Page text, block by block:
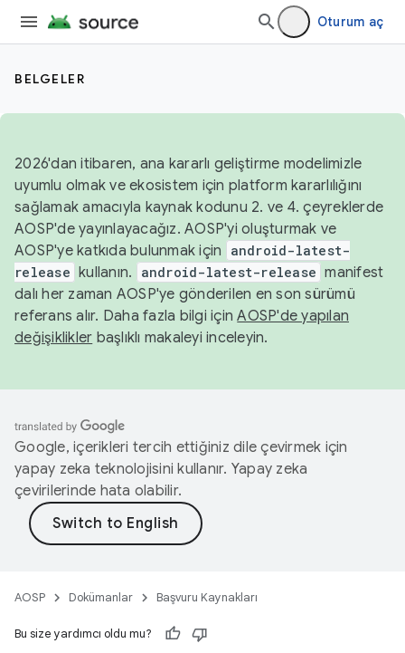
Oturum aç
BELGELER
2026'dan itibaren, ana kararlı geliştirme modelimizle
uyumlu olmak ve ekosistem için platform kararlılığını
sağlamak amacıyla kaynak kodunu 2. ve 4. çeyreklerde
AOSP'de yayınlayacağız. AOSP'yi oluşturmak ve
AOSP'ye katkıda bulunmak için
android-latest-
release kullanın. android-latest-release manifest
dalı her zaman AOSP'ye gönderilen en son sürümü
referans alır. Daha fazla bilgi içinAOSP'de yapılan
değişiklikler başlıklı makaleyi inceleyin.
Google, içerikleri tercih ettiğiniz dile çevirmek için
yapay zeka teknolojisini kullanır. Yapay zeka
çevirilerinde hata olabilir.
AOSP Dokümanlar Başvuru Kaynakları
Bu size yardımcı oldu mu?